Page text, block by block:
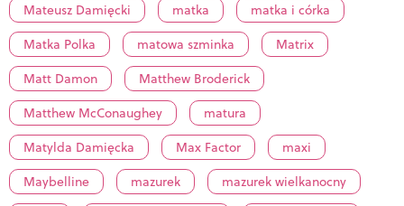
Mateusz Damięcki
matka
matka i córka
Matka Polka
matowa szminka
Matrix
Matt Damon
Matthew Broderick
Matthew McConaughey
matura
Matylda Damięcka
Max Factor
maxi
Maybelline
mazurek
mazurek wielkanocny